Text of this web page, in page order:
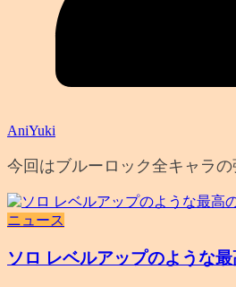
AniYuki
今回はブルーロック全キャラ
ニュース
ソロ レベルアップのような